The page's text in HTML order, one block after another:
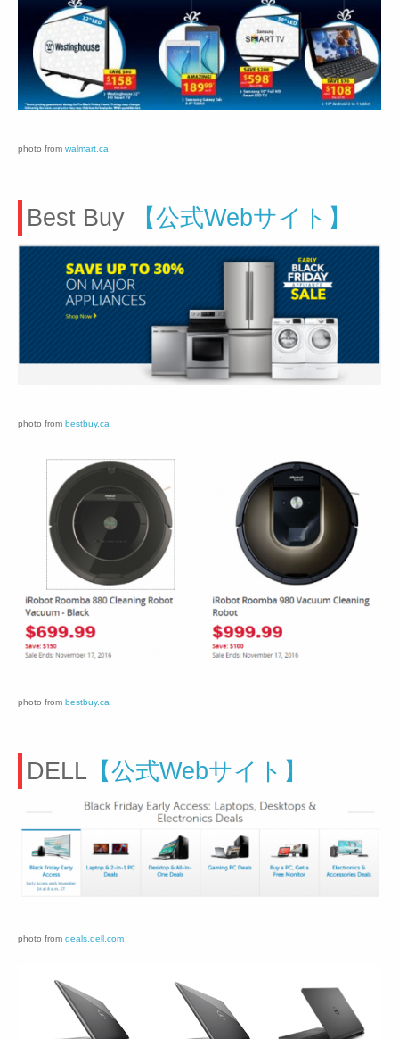
photo from walmart.ca
Best Buy 【公式Webサイト】
photo from bestbuy.ca
photo from bestbuy.ca
DELL 【公式Webサイト】
photo from deals.dell.com